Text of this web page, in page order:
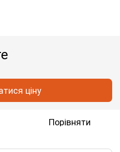
ціну
Порівняти